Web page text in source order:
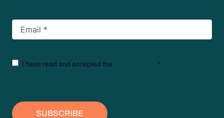
TextoI have read and accepted the *
SUBSCRIBE